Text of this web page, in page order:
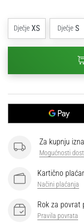
dresovima
i
kopačkama
Budi
svake
gola…
Prikaži
članke
Dječje XS Dječje S
Za kupnju
Mogućnosti
Kartično
Načini plaćanja
Rok za povrat
Pravila povrata